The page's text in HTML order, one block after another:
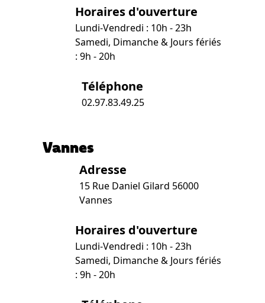
Horaires d'ouverture
Lundi-Vendredi : 10h - 23h
Samedi, Dimanche & Jours fériés
: 9h - 20h
Téléphone
02.97.83.49.25
Vannes
Adresse
15 Rue Daniel Gilard 56000
Vannes
Horaires d'ouverture
Lundi-Vendredi : 10h - 23h
Samedi, Dimanche & Jours fériés
: 9h - 20h